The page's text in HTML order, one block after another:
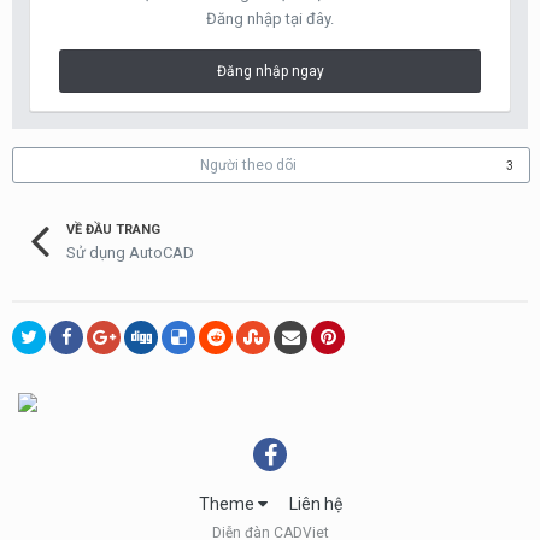
Đăng nhập tại đây.
Đăng nhập ngay
Người theo dõi 3
VỀ ĐẦU TRANG
Sử dụng AutoCAD
Theme Liên hệ
Diễn đàn CADViet